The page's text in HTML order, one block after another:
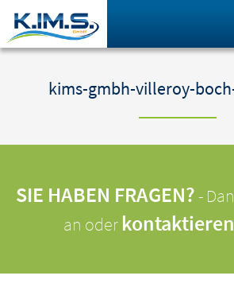
kims-gmbh-villeroy-
SIE HABEN FRAGEN? -
an oder kontaktieren